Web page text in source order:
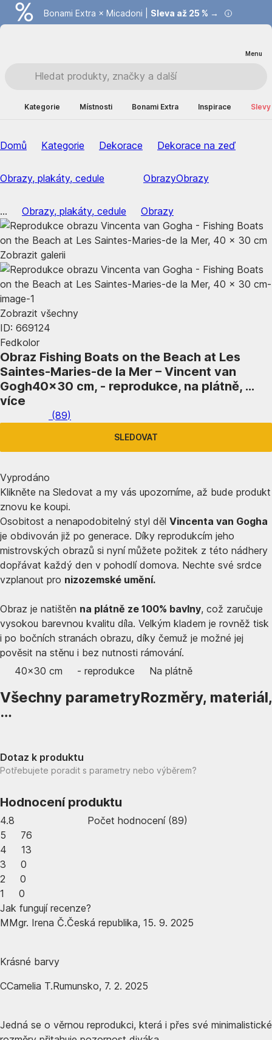
Bonami Extra × Micadoni | Sleva až 25 % →
Summer Sale | Ušetřete až 40 % →
Menu
Kategorie Místnosti Bonami Extra Inspirace
Domů Kategorie Dekorace Dekorace na zeď
Obrazy, plakáty, cedule ObrazyObrazy
... Obrazy, plakáty, cedule Obrazy
Zobrazit galerii
Zobrazit všechny
ID: 669124
Fedkolor
Obraz Fishing Boats on the Beach at Les
Saintes-Maries-de la Mer – Vincent van
Gogh40x30 cm, - reprodukce, na plátně, …
více
(89)
SLEDOVAT
Vyprodáno
Klikněte na Sledovat a my vás upozorníme, až bude produkt
znovu ke koupi.
Osobitost a nenapodobitelný styl děl Vincenta van Gogha
je obdivován již po generace. Díky reprodukcím jeho
mistrovských obrazů si nyní můžete požitek z této nádhery
dopřávat každý den v pohodlí domova. Nechte své srdce
vzplanout pro nizozemské umění.
Obraz je natištěn na plátně ze 100% bavlny, což zaručuje
vysokou barevnou kvalitu díla. Velkým kladem je rovněž tisk
i po bočních stranách obrazu, díky čemuž je možné jej
pověsit na stěnu i bez nutnosti rámování.
40x30 cm
- reprodukce Na plátně
Všechny parametryRozměry, materiál,
…
Dotaz k produktu
Potřebujete poradit s parametry nebo výběrem?
Hodnocení produktu
4.8 Počet hodnocení(89)
5
76
4
13
3
0
2
0
1
0
Jak fungují recenze?
MMgr. Irena Č.Česká republika, 15. 9. 2025
Krásné barvy
CCamelia T.Rumunsko, 7. 2. 2025
Jedná se o věrnou reprodukci, která i přes své minimalistické